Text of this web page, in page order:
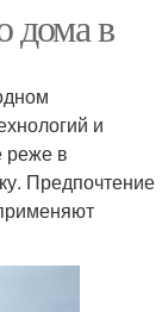
дома в
и
реже в
Предпочтение